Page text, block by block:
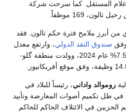
المستقل. كما سرحت شركة
169 موظفاً.
من أبرز ملامح فترة حكم تالون. فقد
صندوق النقد الدولي، وارتفع معدل
النمو من 3.3% عام 2016 إلى 7.5% عام 2024، وولدت منطقة گلو-
روموالد واداني، رئيساً للبلاد في
في ظل تكميم أصوات المعارضة وتأييد
الحزبين في الائتلاف الحاكم للحاكم